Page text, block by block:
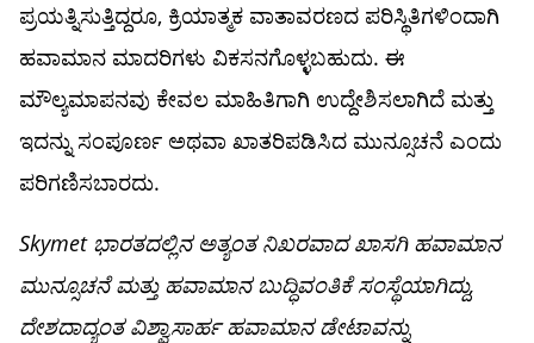
ಪ್ರಯತ್ನಿಸುತ್ತಿದ್ದರೂ, ಕ್ರಿಯಾತ್ಮಕ ವಾತಾವರಣದ ಪರಿಸ್ಥಿತಿಗಳಿಂದಾಗಿ
ಹವಾಮಾನ ಮಾದರಿಗಳು ವಿಕಸನಗೊಳ್ಳಬಹುದು. ಈ
ಮೌಲ್ಯಮಾಪನವು ಕೇವಲ ಮಾಹಿತಿಗಾಗಿ ಉದ್ದೇಶಿಸಲಾಗಿದೆ ಮತ್ತು
ಇದನ್ನು ಸಂಪೂರ್ಣ ಅಥವಾ ಖಾತರಿಪಡಿಸಿದ ಮುನ್ಸೂಚನೆ ಎಂದು
ಪರಿಗಣಿಸಬಾರದು.
Skymet ಭಾರತದಲ್ಲಿನ ಅತ್ಯಂತ ನಿಖರವಾದ ಖಾಸಗಿ ಹವಾಮಾನ
ಮುನ್ಸೂಚನೆ ಮತ್ತು ಹವಾಮಾನ ಬುದ್ಧಿವಂತಿಕೆ ಸಂಸ್ಥೆಯಾಗಿದ್ದು,
ದೇಶದಾದ್ಯಂತ ವಿಶ್ವಾಸಾರ್ಹ ಹವಾಮಾನ ಡೇಟಾವನ್ನು